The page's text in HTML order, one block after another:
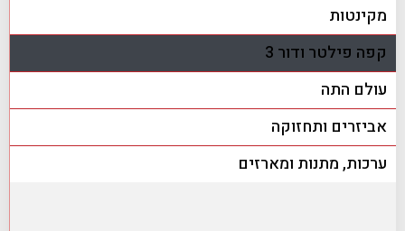
מקינטות
קפה פילטר ודור 3
עולם התה
אביזרים ותחזוקה
ערכות, מתנות ומארזים